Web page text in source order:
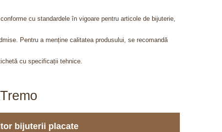
cu standardele în vigoare pentru articole de bijuterie,
Pentru a menține calitatea produsului, se recomandă
cu specificații tehnice.
bijuterii placate